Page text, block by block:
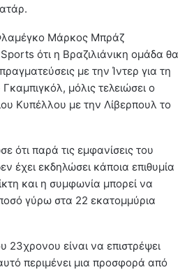
Μάρκος Μπράζ
ότι η Βραζιλιάνικη ομάδα θα
με την Ίντερ για τη
μόλις τελειώσει ο
Κυπέλλου με την Λίβερπουλ το
ότι παρά τις εμφανίσεις του
έχει εκδηλώσει κάποια επιθυμία
και η συμφωνία μπορεί να
γύρω στα 22 εκατομμύρια
23χρονου είναι να επιστρέψει
περιμένει μια προσφορά από